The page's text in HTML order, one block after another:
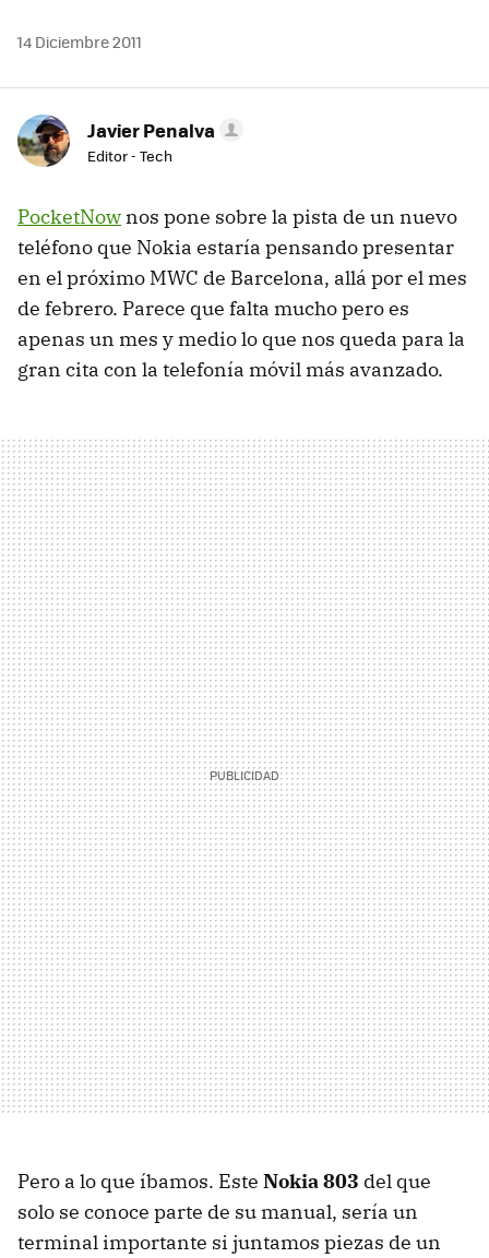
14 Diciembre 2011
Javier Penalva
Editor - Tech
PocketNow nos pone sobre la pista de un nuevo
teléfono que Nokia estaría pensando presentar
en el próximo MWC de Barcelona, allá por el mes
de febrero. Parece que falta mucho pero es
apenas un mes y medio lo que nos queda para la
gran cita con la telefonía móvil más avanzado.
Pero a lo que íbamos. Este Nokia 803 del que
solo se conoce parte de su manual, sería un
terminal importante si juntamos piezas de un